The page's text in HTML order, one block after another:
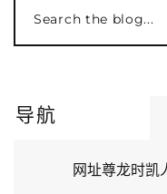
Search the blog...
导航
网址尊龙时凯